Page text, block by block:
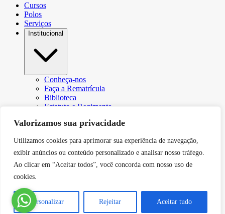
Valorizamos sua privacidade
Utilizamos cookies para aprimorar sua experiência de navegação,
exibir anúncios ou conteúdo personalizado e analisar nosso tráfego.
Ao clicar em “Aceitar todos”, você concorda com nosso uso de
cookies.
Personalizar Rejeitar Aceitar tudo
Cursos
Polos
Serviços
Institucional
Conheça-nos
Faça a Rematrícula
Biblioteca
Estatuto e Regimento
Resoluções e Portarias
Egressos
CPA – Comissão Própria de Avaliação
Núcleo de Prática Jurídica
Revistas
Blog